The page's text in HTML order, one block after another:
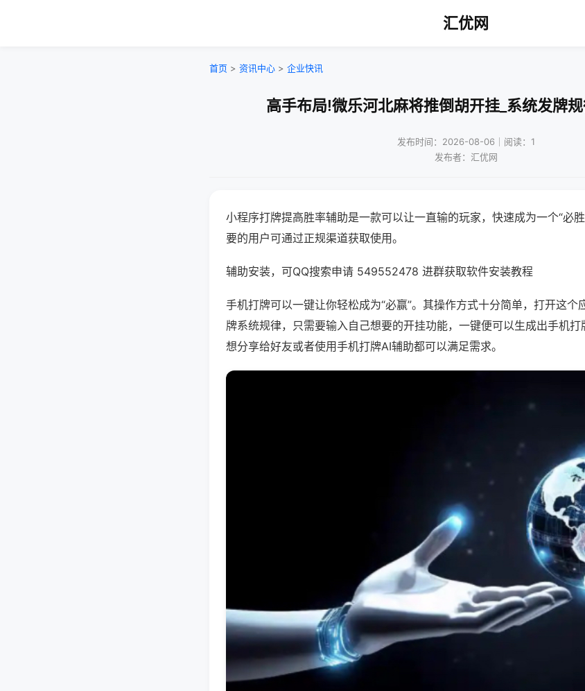
汇优网
首页 > 资讯中心 > 企业快讯
高手布局!微乐河北麻将推倒胡开挂_系统发牌
发布时间：2026-08-06｜阅读：1
发布者：汇优网
小程序打牌提高胜率辅助是一款可以让一直输的玩家，快速成为一个“必
要的用户可通过正规渠道获取使用。
辅助安装，可QQ搜索申请 549552478 进群获取软件安装教程
手机打牌可以一键让你轻松成为“必赢”。其操作方式十分简单，打开这个
牌系统规律，只需要输入自己想要的开挂功能，一键便可以生成出手机
想分享给好友或者使用手机打牌AI辅助都可以满足需求。